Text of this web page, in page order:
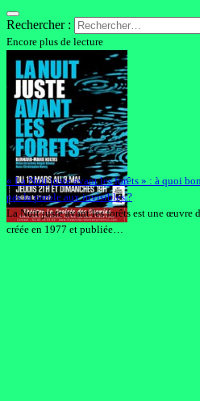
Rechercher :
Encore plus de lecture
« La Nuit juste avant les forêts » : à quoi
pas la parole aux invisibles ?
La Nuit juste avant les forêts est une œuvre
créée en 1977 et publiée…